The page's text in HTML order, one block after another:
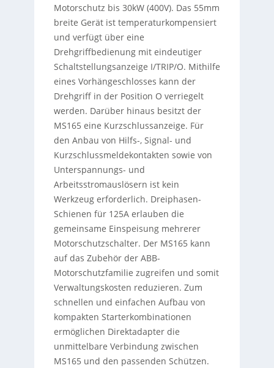
Motorschutz bis 30kW (400V). Das 55mm
breite Gerät ist temperaturkompensiert
und verfügt über eine
Drehgriffbedienung mit eindeutiger
Schaltstellungsanzeige I/TRIP/O. Mithilfe
eines Vorhängeschlosses kann der
Drehgriff in der Position O verriegelt
werden. Darüber hinaus besitzt der
MS165 eine Kurzschlussanzeige. Für
den Anbau von Hilfs-, Signal- und
Kurzschlussmeldekontakten sowie von
Unterspannungs- und
Arbeitsstromauslösern ist kein
Werkzeug erforderlich. Dreiphasen-
Schienen für 125A erlauben die
gemeinsame Einspeisung mehrerer
Motorschutzschalter. Der MS165 kann
auf das Zubehör der ABB-
Motorschutzfamilie zugreifen und somit
Verwaltungskosten reduzieren. Zum
schnellen und einfachen Aufbau von
kompakten Starterkombinationen
ermöglichen Direktadapter die
unmittelbare Verbindung zwischen
MS165 und den passenden Schützen.